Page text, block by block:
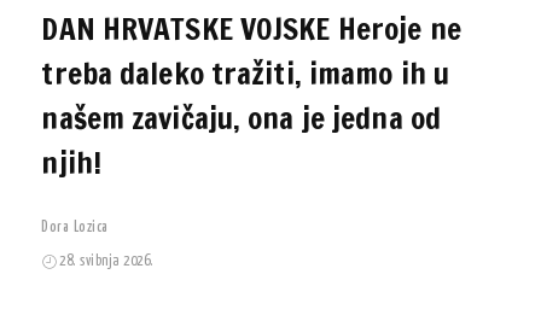
DAN HRVATSKE VOJSKE Heroje ne
treba daleko tražiti, imamo ih u
našem zavičaju, ona je jedna od
njih!
Dora Lozica
28. svibnja 2026.